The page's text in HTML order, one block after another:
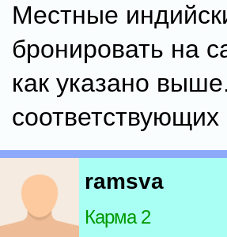
Местные
бронировать на
как указано
ramsva
Карма 2